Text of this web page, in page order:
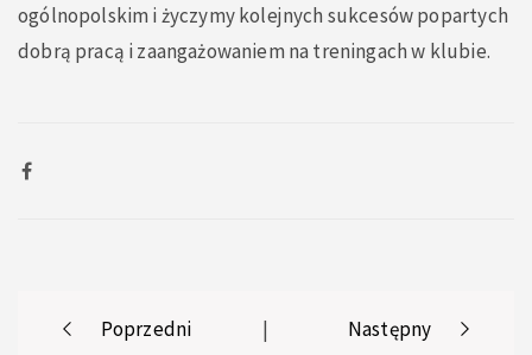
ogólnopolskim i życzymy kolejnych sukcesów popartych
dobrą pracą i zaangażowaniem na treningach w klubie.
PostPoprzedni | Następny